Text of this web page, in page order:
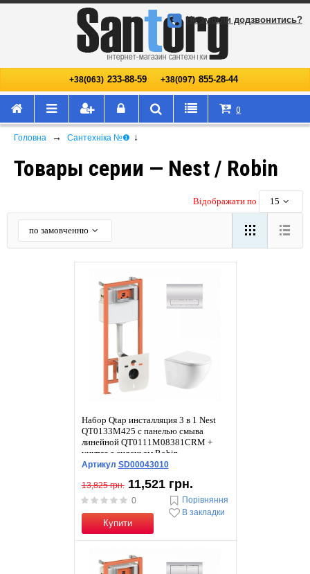
+38(063) 233-88-59 +38(097) 855-28-44
Не змогли додзвонитись?
0
Головна → Сантехніка №❶ ↓
Товары серии — Nest / Robin
Відображати по 15
по замовченню
Набор Qtap инсталляция 3 в 1 Nest
QT0133M425 с панелью смыва
линейной QT0111M08381CRM +
унитаз с сиденьем Robin
QT1333046ENRW
Артикул SD00043010
13,825 грн. 11,521 грн.
0
Купити
Порівняння
В закладки